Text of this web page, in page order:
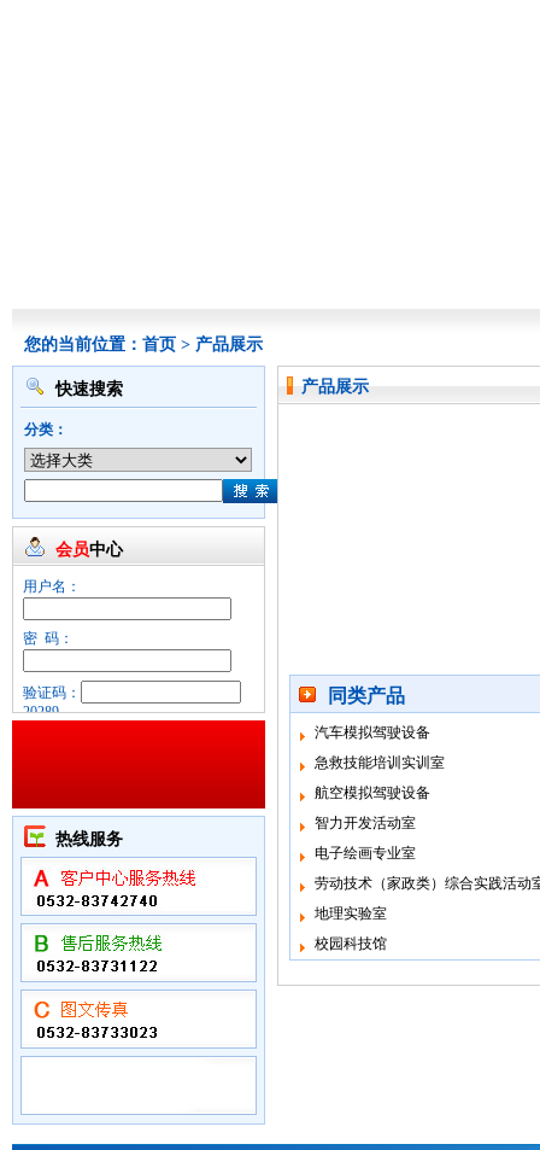
您的当前位置： 首页 > 产品展示
快速搜索
分类：
会员中心
用户名：
密 码：
验证码：
20289
热线服务
产品展示
同类产品
汽车模拟驾驶设备
急救技能培训实训室
航空模拟驾驶设备
智力开发活动室
电子绘画专业室
劳动技术（家政类）综合实践活动
地理实验室
校园科技馆